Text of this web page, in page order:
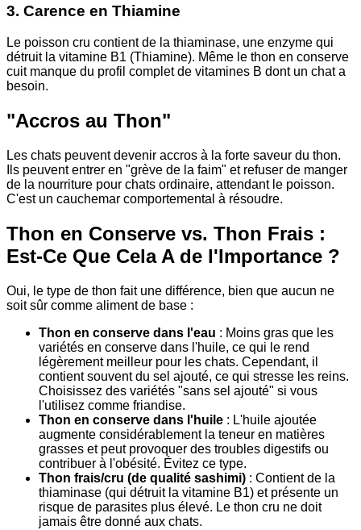
3. Carence en Thiamine
Le poisson cru contient de la thiaminase, une enzyme qui
détruit la vitamine B1 (Thiamine). Même le thon en conserve
cuit manque du profil complet de vitamines B dont un chat a
besoin.
"Accros au Thon"
Les chats peuvent devenir accros à la forte saveur du thon.
Ils peuvent entrer en "grève de la faim" et refuser de manger
de la nourriture pour chats ordinaire, attendant le poisson.
C'est un cauchemar comportemental à résoudre.
Thon en Conserve vs. Thon Frais :
Est-Ce Que Cela A de l'Importance ?
Oui, le type de thon fait une différence, bien que aucun ne
soit sûr comme aliment de base :
Thon en conserve dans l'eau : Moins gras que les
variétés en conserve dans l'huile, ce qui le rend
légèrement meilleur pour les chats. Cependant, il
contient souvent du sel ajouté, ce qui stresse les reins.
Choisissez des variétés "sans sel ajouté" si vous
l'utilisez comme friandise.
Thon en conserve dans l'huile : L'huile ajoutée
augmente considérablement la teneur en matières
grasses et peut provoquer des troubles digestifs ou
contribuer à l'obésité. Évitez ce type.
Thon frais/cru (de qualité sashimi) : Contient de la
thiaminase (qui détruit la vitamine B1) et présente un
risque de parasites plus élevé. Le thon cru ne doit
jamais être donné aux chats.